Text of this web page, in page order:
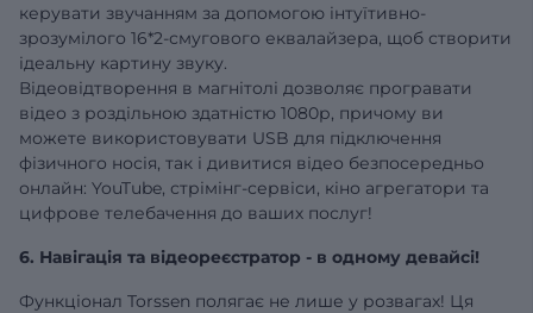
керувати звучанням за допомогою інтуїтивно-
зрозумілого 16*2-смугового еквалайзера, щоб створити
ідеальну картину звуку.
Відеовідтворення в магнітолі дозволяє програвати
відео з роздільною здатністю 1080р, причому ви
можете використовувати USB для підключення
фізичного носія, так і дивитися відео безпосередньо
онлайн: YouTube, стрімінг-сервіси, кіно агрегатори та
цифрове телебачення до ваших послуг!
6. Навігація та відеореєстратор - в одному девайсі!
Функціонал Torssen полягає не лише у розвагах! Ця